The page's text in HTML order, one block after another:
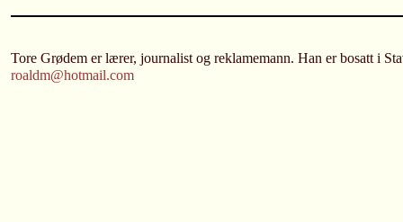
Tore Grødem er lærer, journalist og reklamemann. Han er bosatt i
roaldm@hotmail.com